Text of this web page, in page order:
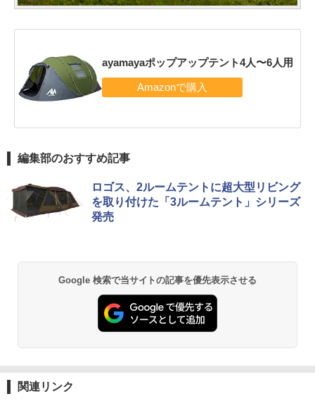
ayamayaポップアップテント4人〜6人用
編集部のおすすめ記事
ロゴス、2ルームテントに超大型リビング
を取り付けた「3ルームテント」シリーズ
発売
Google 検索で当サイトの記事を優先表示させる
関連リンク